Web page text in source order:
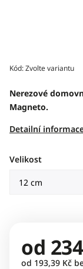
Kód:Zvolte variantu
Nerezové
Magneto.
Detailní
Velikost
od
od 193,39 Kč